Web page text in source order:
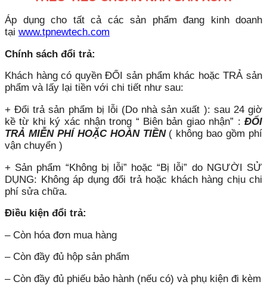
Áp dụng cho tất cả các sản phẩm đang kinh doanh
tại www.tpnewtech.com
Chính sách đổi trả:
Khách hàng có quyền ĐỔI sản phẩm khác hoặc TRẢ sản
phẩm và lấy lại tiền với chi tiết như sau:
+ Đổi trả sản phẩm bị lỗi (Do nhà sản xuất ): sau 24 giờ
kề từ khi ký xác nhận trong “ Biên bản giao nhận” : ĐỔI
TRẢ MIỄN PHÍ HOẶC HOÀN TIỀN( không bao gồm phí
vận chuyển )
+ Sản phẩm “Không bị lỗi” hoặc “Bị lỗi” do NGƯỜI SỬ
DỤNG: Không áp dụng đổi trả hoặc khách hàng chịu chi
phí sửa chữa.
Điều kiện đổi trả:
– Còn hóa đơn mua hàng
– Còn đầy đủ hộp sản phẩm
– Còn đầy đủ phiếu bảo hành (nếu có) và phụ kiện đi kèm